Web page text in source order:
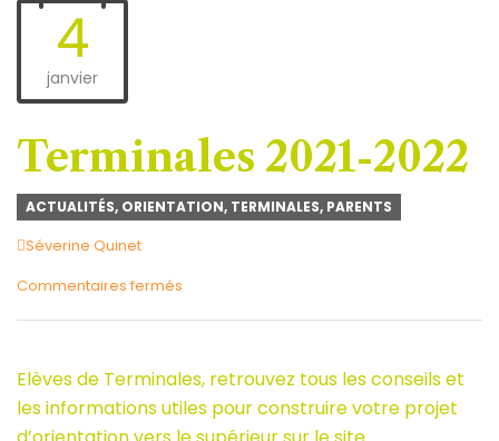
4
janvier
Terminales 2021-2022
ACTUALITÉS, ORIENTATION, TERMINALES, PARENTS
Author
Séverine Quinet
Commentaires fermés
2022
Elèves de Terminales, retrouvez tous les conseils et
les informations utiles pour construire votre projet